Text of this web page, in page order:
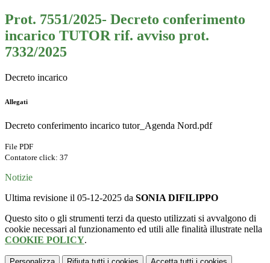
Prot. 7551/2025- Decreto conferimento
incarico TUTOR rif. avviso prot.
7332/2025
Decreto incarico
Allegati
Decreto conferimento incarico tutor_Agenda Nord.pdf
File PDF
Contatore click: 37
Notizie
Ultima revisione il 05-12-2025 da SONIA DIFILIPPO
Questo sito o gli strumenti terzi da questo utilizzati si avvalgono di
cookie necessari al funzionamento ed utili alle finalità illustrate nella
COOKIE POLICY.